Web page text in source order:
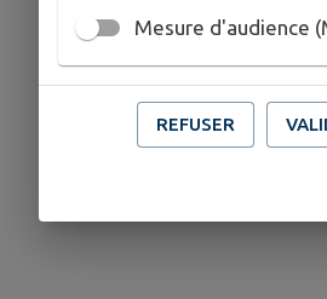
Mesure d'audience
REFUSER